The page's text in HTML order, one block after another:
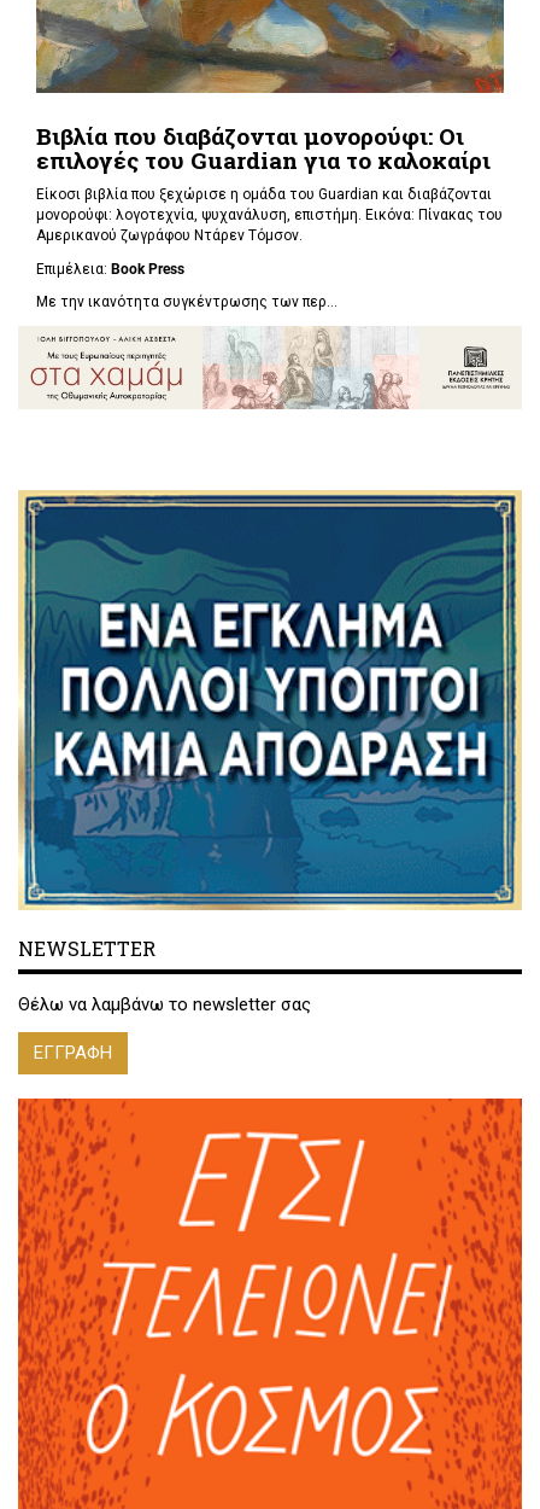
Βιβλία που διαβάζονται μονορούφι: Οι
επιλογές του Guardian για το καλοκαίρι
Είκοσι βιβλία που ξεχώρισε η ομάδα του Guardian και διαβάζονται
μονορούφι: λογοτεχνία, ψυχανάλυση, επιστήμη. Εικόνα: Πίνακας του
Αμερικανού ζωγράφου Ντάρεν Τόμσον.
Επιμέλεια: Book Press
Με την ικανότητα συγκέντρωσης των περ...
NEWSLETTER
Θέλω να λαμβάνω το newsletter σας
ΕΓΓΡΑΦΗ